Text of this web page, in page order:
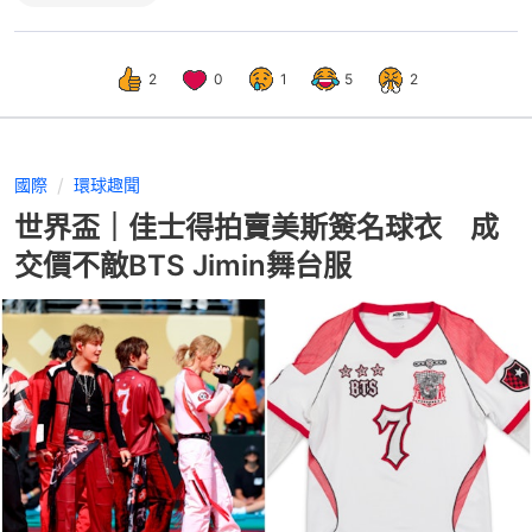
2 0 1 5 2
國際 環球趣聞
世界盃｜佳士得拍賣美斯簽名球衣 成
交價不敵BTS Jimin舞台服